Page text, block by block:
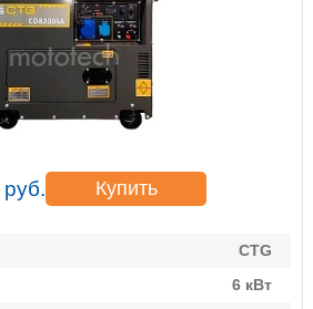
руб. Купить
CTG
6 кВт